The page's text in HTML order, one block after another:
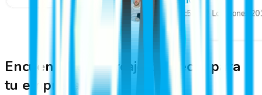
Encuentra el marcaje perfecto para
tu empresa